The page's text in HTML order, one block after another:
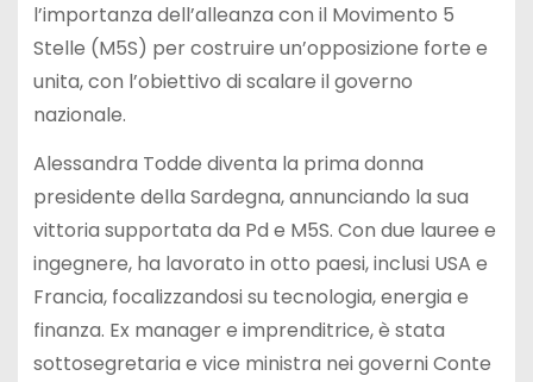
l’importanza dell’alleanza con il Movimento 5
Stelle (M5S) per costruire un’opposizione forte e
unita, con l’obiettivo di scalare il governo
nazionale.
Alessandra Todde diventa la prima donna
presidente della Sardegna, annunciando la sua
vittoria supportata da Pd e M5S. Con due lauree e
ingegnere, ha lavorato in otto paesi, inclusi USA e
Francia, focalizzandosi su tecnologia, energia e
finanza. Ex manager e imprenditrice, è stata
sottosegretaria e vice ministra nei governi Conte